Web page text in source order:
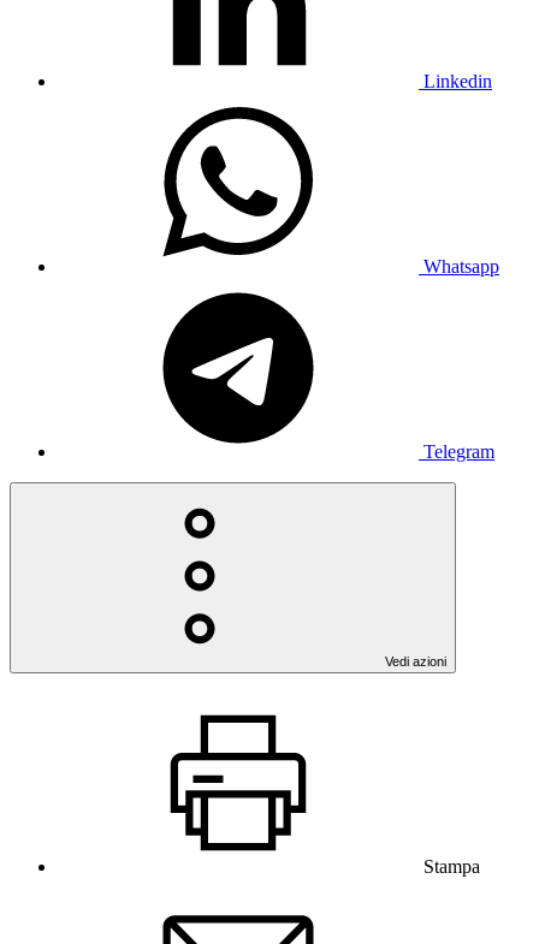
Linkedin
Whatsapp
Telegram
Vedi azioni
Stampa